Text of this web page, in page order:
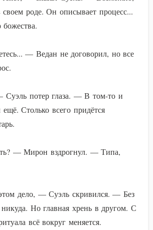
роде. Он описывает процесс...
божества.
— Ведан не договорил, но все
потер глаза. — В том-то и
Столько всего придётся
— Мирон вздрогнул. — Типа,
дело, — Суэль скривился. — Без
Но главная хрень в другом. С
всё вокруг меняется.